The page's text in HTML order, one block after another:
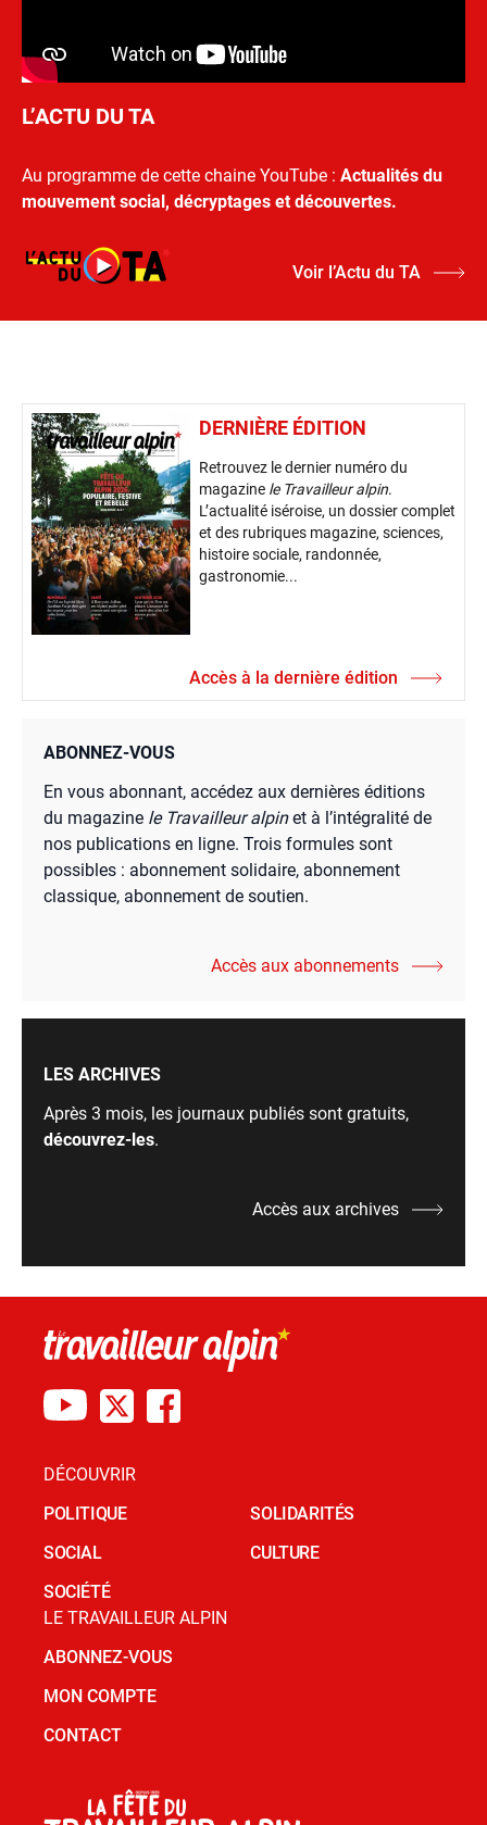
L’ACTU DU TA
Au programme de cette chaine YouTube : Actualités du
mouvement social, décryptages et découvertes.
Voir l’Actu du TA
DERNIÈRE ÉDITION
Retrouvez le dernier numéro du
magazine le Travailleur alpin.
L’actualité iséroise, un dossier complet
et des rubriques magazine, sciences,
histoire sociale, randonnée,
gastronomie...
Accès à la dernière édition
ABONNEZ-VOUS
En vous abonnant, accédez aux dernières éditions
du magazine le Travailleur alpinet à l’intégralité de
nos publications en ligne. Trois formules sont
possibles : abonnement solidaire, abonnement
classique, abonnement de soutien.
Accès aux abonnements
LES ARCHIVES
Après 3 mois, les journaux publiés sont gratuits,
découvrez-les.
Accès aux archives
DÉCOUVRIR
POLITIQUE
SOCIAL
SOCIÉTÉ
SOLIDARITÉS
CULTURE
LE TRAVAILLEUR ALPIN
ABONNEZ-VOUS
MON COMPTE
CONTACT